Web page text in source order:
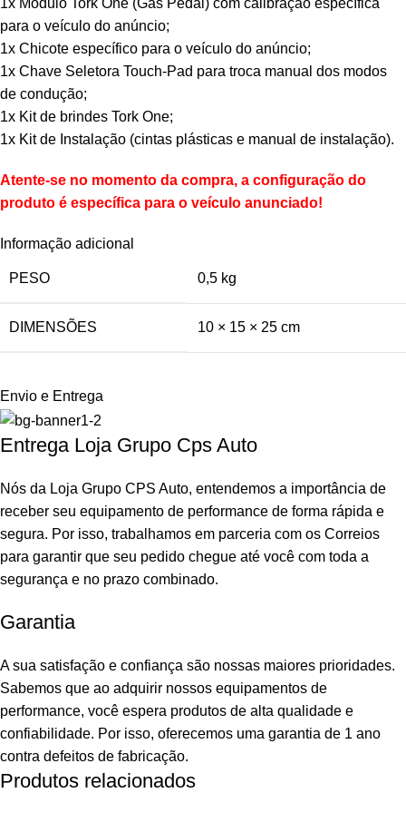
1x Módulo Tork One (Gas Pedal) com calibração específica
para o veículo do anúncio;
1x Chicote específico para o veículo do anúncio;
1x Chave Seletora Touch-Pad para troca manual dos modos
de condução;
1x Kit de brindes Tork One;
1x Kit de Instalação (cintas plásticas e manual de instalação).
Atente-se no momento da compra, a configuração do
produto é específica para o veículo anunciado!
Informação adicional
PESO 0,5 kg
DIMENSÕES 10 × 15 × 25 cm
Envio e Entrega
Entrega Loja Grupo Cps Auto
Nós da Loja Grupo CPS Auto, entendemos a importância de
receber seu equipamento de performance de forma rápida e
segura. Por isso, trabalhamos em parceria com os Correios
para garantir que seu pedido chegue até você com toda a
segurança e no prazo combinado.
Garantia
A sua satisfação e confiança são nossas maiores prioridades.
Sabemos que ao adquirir nossos equipamentos de
performance, você espera produtos de alta qualidade e
confiabilidade. Por isso, oferecemos uma garantia de 1 ano
contra defeitos de fabricação.
Produtos relacionados